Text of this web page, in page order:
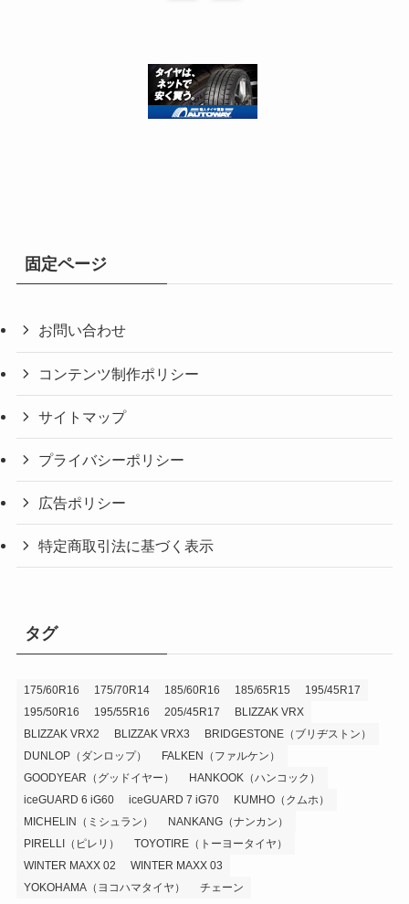
固定ページ
お問い合わせ
コンテンツ制作ポリシー
サイトマップ
プライバシーポリシー
広告ポリシー
特定商取引法に基づく表示
タグ
175/60R16 175/70R14 185/60R16 185/65R15
195/45R17
195/50R16
195/55R16 205/45R17
BLIZZAK VRX
BLIZZAK VRX2
BLIZZAK VRX3
BRIDGESTONE（ブリヂストン）
DUNLOP（ダンロップ）
FALKEN（ファルケン）
GOODYEAR（グッドイヤー）
HANKOOK（ハンコック）
iceGUARD 6 iG60
iceGUARD 7 iG70
KUMHO（クムホ）
MICHELIN（ミシュラン）
NANKANG（ナンカン）
PIRELLI（ピレリ）
TOYOTIRE（トーヨータイヤ）
WINTER MAXX 02
WINTER MAXX 03
YOKOHAMA（ヨコハマタイヤ）
チェーン